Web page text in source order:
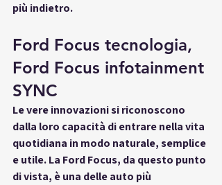
più indietro.
Ford Focus tecnologia,
Ford Focus infotainment
SYNC
Le vere innovazioni si riconoscono
dalla loro capacità di entrare nella vita
quotidiana in modo naturale, semplice
e utile. La Ford Focus, da questo punto
di vista, è una delle auto più